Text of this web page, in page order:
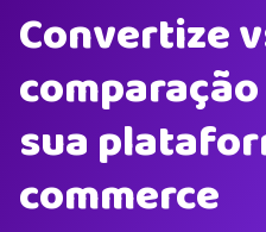
Convertize
sua
commerce